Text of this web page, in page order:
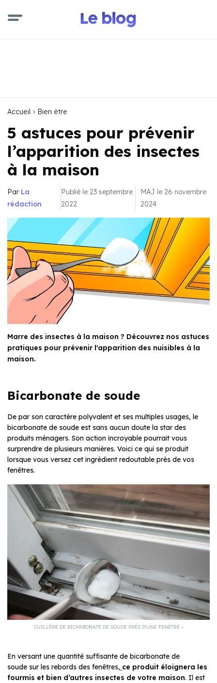
Accueil Bien être
5 astuces pour prévenir
l’apparition des insectes
à la maison
Par La
rédaction
Publié le 23 septembre
2022
MAJ le 26 novembre
2024
Marre des insectes à la maison ? Découvrez nos astuces
pratiques pour prévenir l'apparition des nuisibles à la
maison.
Bicarbonate de soude
De par son caractère polyvalent et ses multiples usages, le
bicarbonate de soude est sans aucun doute la star des
produits ménagers. Son action incroyable pourrait vous
surprendre de plusieurs manières. Voici ce qui se produit
lorsque vous versez cet ingrédient redoutable près de vos
fenêtres.
CUILLÈRE DE BICARBONATE DE SOUDE PRÈS D’UNE FENÊTRE –
En versant une quantité suffisante de bicarbonate de
soude sur les rebords des fenêtres, ce produit éloignera les
fourmis et bien d’autres insectes de votre maison. Il est